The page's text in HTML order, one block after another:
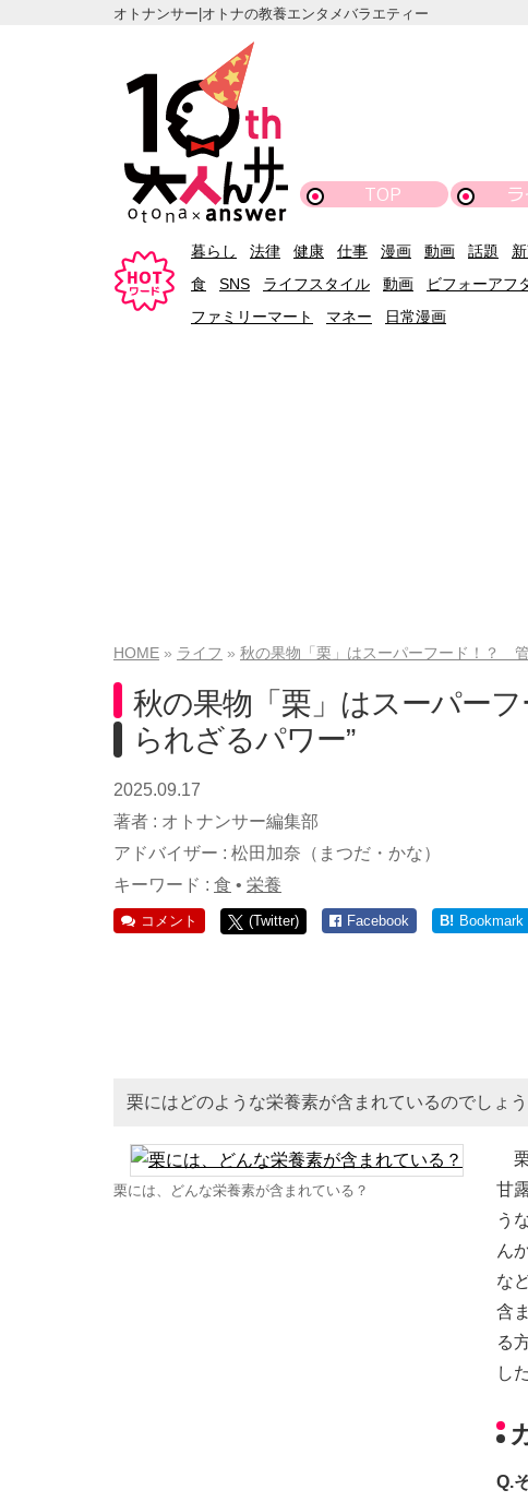
オトナンサー|オトナの教養エンタメバラエティー
TOP
暮らし 法律 健康 仕事 漫画 動画 話題
食
SNS ライフスタイル 動画 ビフォーアフ
ファミリーマート
マネー 日常漫画
HOME ライフ 秋の果物「栗」はスーパーフード！？
秋の果物「栗」はスーパー
られざるパワー”
2025.09.17
著者 : オトナンサー編集部
アドバイザー : 松田加奈（まつだ・かな）
キーワード : 食 • 栄養
コメント (Twitter) Facebook B! Bookmark
栗にはどのような栄養素が含まれているのでしょ
栗には、どんな栄養素が含まれている？
栗
甘
う
ん
な
含
る
し
Q.